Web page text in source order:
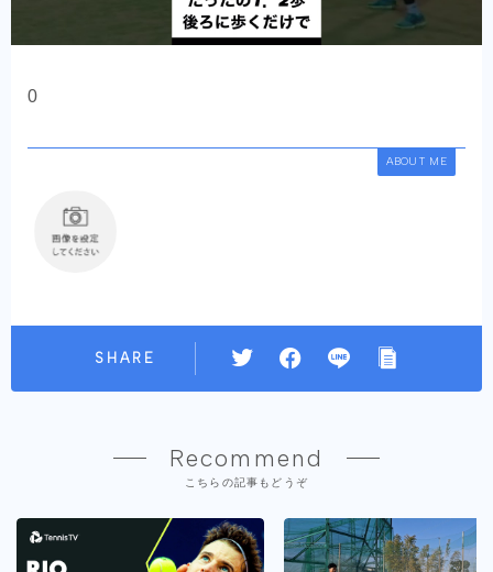
0
ABOUT ME
SHARE
Recommend
こちらの記事もどうぞ